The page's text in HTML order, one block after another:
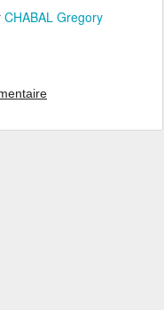
CHABAL Gregory